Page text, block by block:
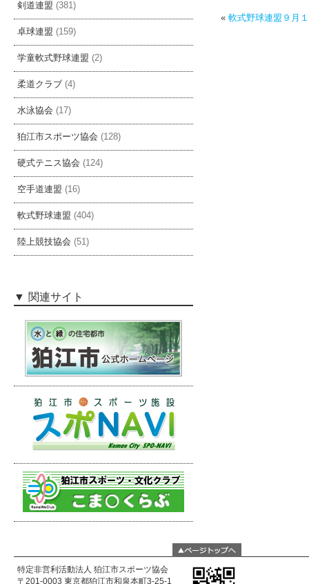
« 軟式野球連盟９月
剣道連盟 (381)
卓球連盟 (159)
学童軟式野球連盟 (2)
柔道クラブ (4)
水泳協会 (17)
狛江市スポーツ協会 (128)
硬式テニス協会 (124)
空手道連盟 (16)
軟式野球連盟 (404)
陸上競技協会 (51)
関連サイト
特定非営利活動法人 狛江市スポーツ協会
〒201-0003 東京都狛江市和泉本町3-25-1